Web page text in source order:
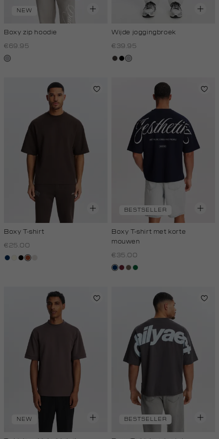
NEW
Boxy zip hoodie
€69.95
lichtgrijs
Wijde joggingbroek
€39.95
choco
zwart
grijs,
Boxy T-shirt
€25.00
donkerblauw
wit,zwart
bruin
BESTSELLER
Boxy T-shirt met korte
mouwen
€35.00
donkerblauw
bordeaux
lichtbruin
donkergroen
NEW BESTSELLER